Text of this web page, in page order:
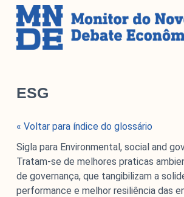
P
u
p
o
c
o
n
Seções
Glossário
Blog do MNDE
Podcast do MNDE
Lives do MNDE
ESG
« Voltar para índice do glossário
Sigla para Environmental, social and
Tratam-se de melhores praticas
de governança, que tangibilizam a
performance e melhor resiliência das